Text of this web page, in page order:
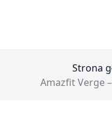
Strona
Amazfit Verge